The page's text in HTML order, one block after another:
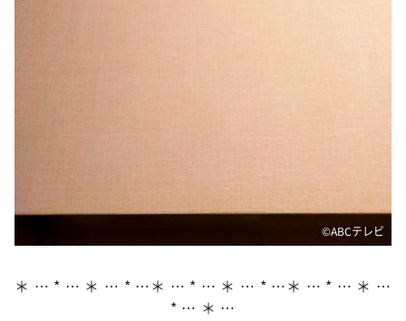
©ABCテレビ
＊ … * … ＊ … * …＊ … * … ＊ … * …＊ … * … ＊ …
* … ＊ …